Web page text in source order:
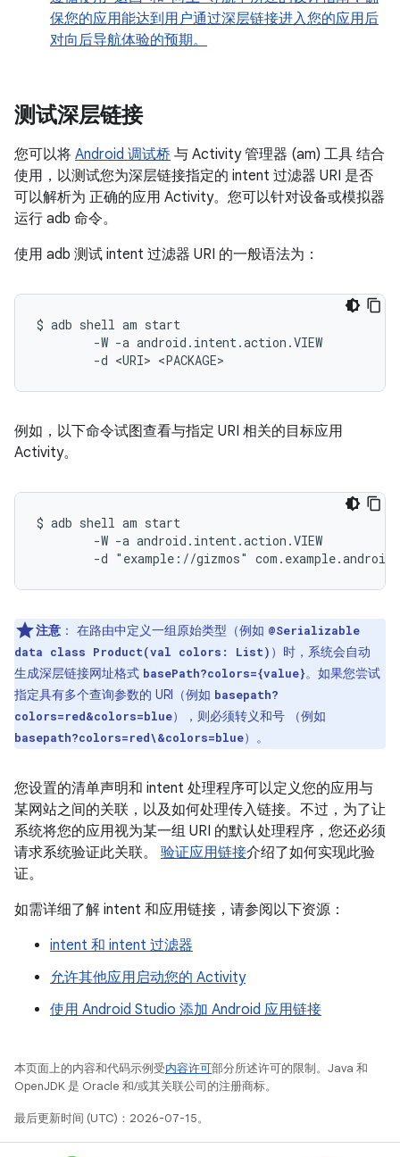
保您的应用能达到用户通过深层链接进入您的应用后
对向后导航体验的预期。
测试深层链接
您可以将 Android 调试桥 与 Activity 管理器 (am) 工具 结合
使用，以测试您为深层链接指定的 intent 过滤器 URI 是否
可以解析为 正确的应用 Activity。您可以针对设备或模拟器
运行 adb 命令。
使用 adb 测试 intent 过滤器 URI 的一般语法为：
$ adb shell am start
        -W -a android.intent.action.VIEW
例如，以下命令试图查看与指定 URI 相关的目标应用
Activity。
$ adb shell am start
        -W -a android.intent.action.VIEW
注意 ： 在路由中定义一组原始类型（例如 @Serializable
data class Product(val colors: List) ）时，系统会自动
生成深层链接网址格式 basePath?colors={value}。如果您尝试
指定具有多个查询参数的 URI（例如 basepath?
colors=red&colors=blue），则必须转义和号 （例如
basepath?colors=red\&colors=blue）。
您设置的清单声明和 intent 处理程序可以定义您的应用与
某网站之间的关联，以及如何处理传入链接。不过，为了让
系统将您的应用视为某一组 URI 的默认处理程序，您还必须
请求系统验证此关联。 验证应用链接介绍了如何实现此验
证。
如需详细了解 intent 和应用链接，请参阅以下资源：
intent 和 intent 过滤器
允许其他应用启动您的 Activity
使用 Android Studio 添加 Android 应用链接
本页面上的内容和代码示例受内容许可部分所述许可的限制。Java 和
OpenJDK 是 Oracle 和/或其关联公司的注册商标。
最后更新时间 (UTC)：2026-07-15。